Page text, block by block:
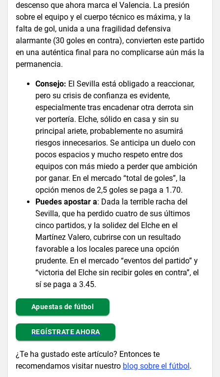
descenso que ahora marca el Valencia. La presión
sobre el equipo y el cuerpo técnico es máxima, y la
falta de gol, unida a una fragilidad defensiva
alarmante (30 goles en contra), convierten este partido
en una auténtica final para no complicarse aún más la
permanencia.
Consejo: El Sevilla está obligado a reaccionar,
pero su crisis de confianza es evidente,
especialmente tras encadenar otra derrota sin
ver portería. Elche, sólido en casa y sin su
principal ariete, probablemente no asumirá
riesgos innecesarios. Se anticipa un duelo con
pocos espacios y mucho respeto entre dos
equipos con más miedo a perder que ambición
por ganar. En el mercado “total de goles”, la
opción menos de 2,5 goles se paga a 1.70.
Puedes apostar a: Dada la terrible racha del
Sevilla, que ha perdido cuatro de sus últimos
cinco partidos, y la solidez del Elche en el
Martínez Valero, cubrirse con un resultado
favorable a los locales parece una opción
prudente. En el mercado “eventos del partido” y
“victoria del Elche sin recibir goles en contra”, el
sí se paga a 3.45.
Apuestas de fútbol
REGÍSTRATE AHORA
¿Te ha gustado este artículo? Entonces te
recomendamos visitar nuestro blog sobre el fútbol.